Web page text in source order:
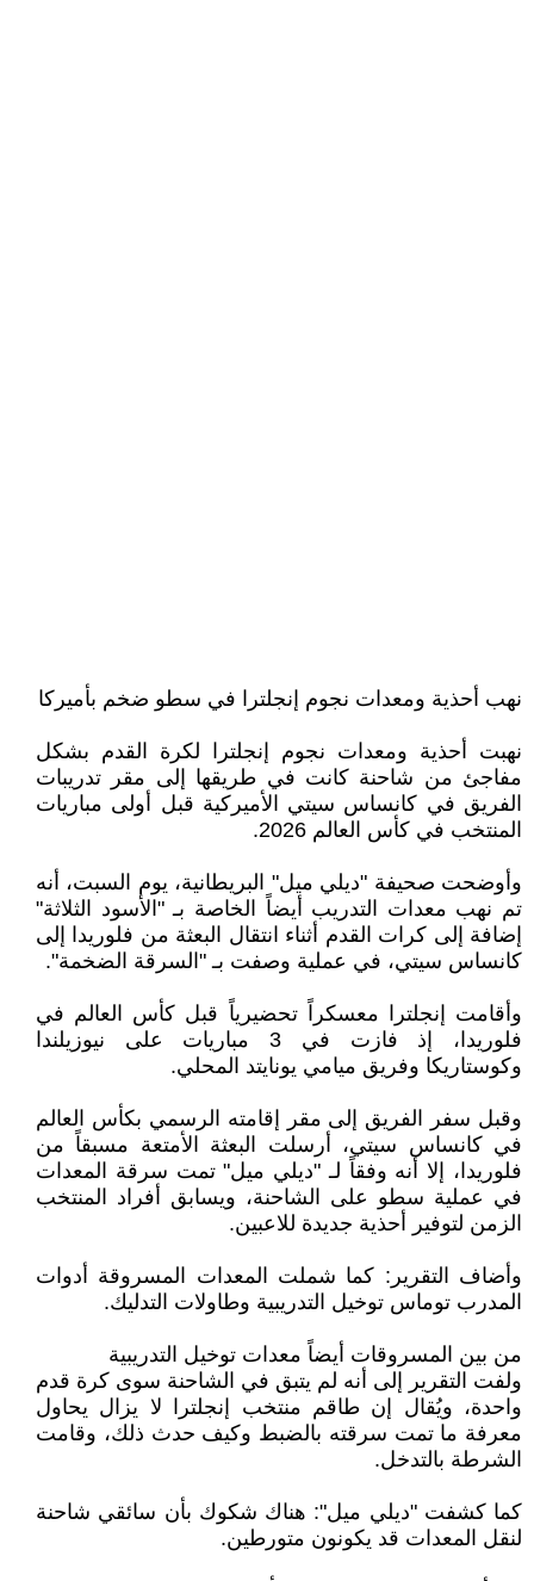
نهب أحذية ومعدات نجوم إنجلترا في سطو ضخم بأميركا
نهبت أحذية ومعدات نجوم إنجلترا لكرة القدم بشكل
مفاجئ من شاحنة كانت في طريقها إلى مقر تدريبات
الفريق في كانساس سيتي الأميركية قبل أولى مباريات
المنتخب في كأس العالم 2026.
وأوضحت صحيفة "ديلي ميل" البريطانية، يوم السبت، أنه
تم نهب معدات التدريب أيضاً الخاصة بـ "الأسود الثلاثة"
إضافة إلى كرات القدم أثناء انتقال البعثة من فلوريدا إلى
كانساس سيتي، في عملية وصفت بـ "السرقة الضخمة".
وأقامت إنجلترا معسكراً تحضيرياً قبل كأس العالم في
فلوريدا، إذ فازت في 3 مباريات على نيوزيلندا
وكوستاريكا وفريق ميامي يونايتد المحلي.
وقبل سفر الفريق إلى مقر إقامته الرسمي بكأس العالم
في كانساس سيتي، أرسلت البعثة الأمتعة مسبقاً من
فلوريدا، إلا أنه وفقاً لـ "ديلي ميل" تمت سرقة المعدات
في عملية سطو على الشاحنة، ويسابق أفراد المنتخب
الزمن لتوفير أحذية جديدة للاعبين.
وأضاف التقرير: كما شملت المعدات المسروقة أدوات
المدرب توماس توخيل التدريبية وطاولات التدليك.
من بين المسروقات أيضاً معدات توخيل التدريبية
ولفت التقرير إلى أنه لم يتبق في الشاحنة سوى كرة قدم
واحدة، ويُقال إن طاقم منتخب إنجلترا لا يزال يحاول
معرفة ما تمت سرقته بالضبط وكيف حدث ذلك، وقامت
الشرطة بالتدخل.
كما كشفت "ديلي ميل": هناك شكوك بأن سائقي شاحنة
لنقل المعدات قد يكونون متورطين.